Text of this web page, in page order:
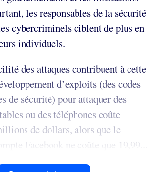
les responsables de la sécurité
cybercriminels ciblent de plus en
individuels.
des attaques contribuent à cette
d’exploits (des codes
de sécurité) pour attaquer des
ou des téléphones coûte
de dollars, alors que le
Facebook ne coûte que 19,99...